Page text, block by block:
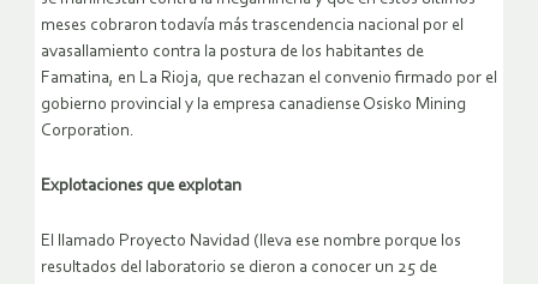
meses cobraron todavía más trascendencia nacional por el
avasallamiento contra la postura de los habitantes de
Famatina, en La Rioja, que rechazan el convenio firmado por el
gobierno provincial y la empresa canadiense Osisko Mining
Corporation.
Explotaciones que explotan
El llamado Proyecto Navidad (lleva ese nombre porque los
resultados del laboratorio se dieron a conocer un 25 de